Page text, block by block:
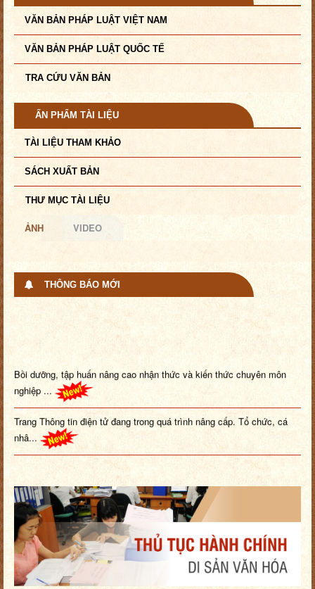
VĂN BẢN PHÁP LUẬT VIỆT NAM
VĂN BẢN PHÁP LUẬT QUỐC TẾ
TRA CỨU VĂN BẢN
ẤN PHẨM TÀI LIỆU
TÀI LIỆU THAM KHẢO
SÁCH XUẤT BẢN
THƯ MỤC TÀI LIỆU
ẢNH VIDEO
THÔNG BÁO MỚI
Bồi dưỡng, tập huấn nâng cao nhận thức và kiến thức chuyên môn
nghiệp ...
Trang Thông tin điện tử đang trong quá trình nâng cấp. Tổ chức, cá
nhâ...